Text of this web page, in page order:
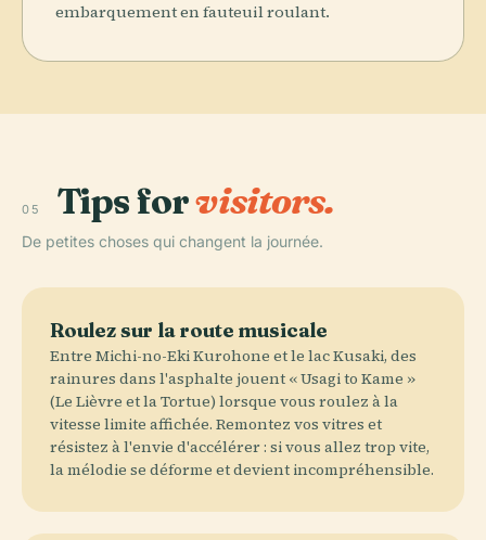
embarquement en fauteuil roulant.
05 Tips forvisitors.
De petites choses qui changent la journée.
Roulez sur la route musicale
Entre Michi-no-Eki Kurohone et le lac Kusaki, des
rainures dans l'asphalte jouent « Usagi to Kame »
(Le Lièvre et la Tortue) lorsque vous roulez à la
vitesse limite affichée. Remontez vos vitres et
résistez à l'envie d'accélérer : si vous allez trop vite,
la mélodie se déforme et devient incompréhensible.